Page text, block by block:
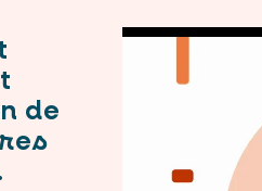
de